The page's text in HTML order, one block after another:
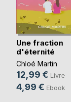
Une fraction
d'éternité
Chloé Martin
12,99 € Livre
4,99 € Ebook